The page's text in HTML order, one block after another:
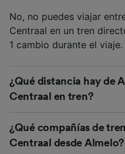
No, no puedes viajar
Centraal en un tren
1 cambio durante el viaje.
¿Qué distancia hay de
Centraal en tren?
¿Qué compañías de
Centraal desde Almelo?